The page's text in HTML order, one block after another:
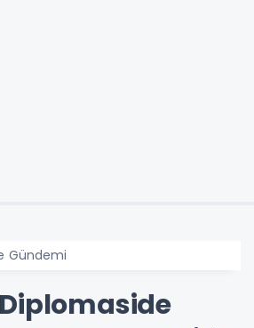
Gündemi